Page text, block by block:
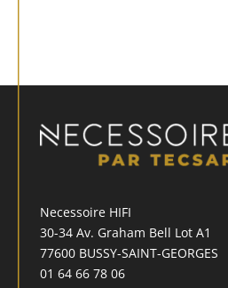
Necessoire HIFI
30-34 Av. Graham Bell Lot A1
77600 BUSSY-SAINT-GEORGES
01 64 66 78 06